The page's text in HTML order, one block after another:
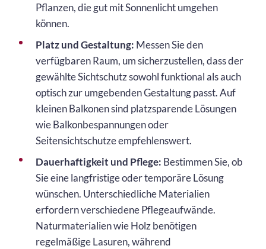
Pflanzen, die gut mit Sonnenlicht umgehen
können.
Platz und Gestaltung: Messen Sie den
verfügbaren Raum, um sicherzustellen, dass der
gewählte Sichtschutz sowohl funktional als auch
optisch zur umgebenden Gestaltung passt. Auf
kleinen Balkonen sind platzsparende Lösungen
wie Balkonbespannungen oder
Seitensichtschutze empfehlenswert.
Dauerhaftigkeit und Pflege: Bestimmen Sie, ob
Sie eine langfristige oder temporäre Lösung
wünschen. Unterschiedliche Materialien
erfordern verschiedene Pflegeaufwände.
Naturmaterialien wie Holz benötigen
regelmäßige Lasuren, während